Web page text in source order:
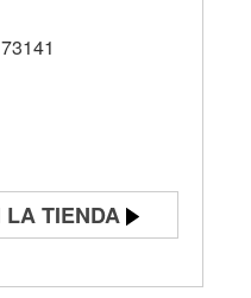
LA TIENDA